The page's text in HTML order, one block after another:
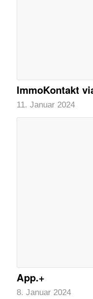
ImmoKontakt
11. Januar 2024
App.+
8. Januar 2024